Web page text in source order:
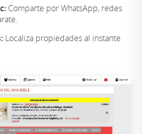
Comparte por WhatsApp, redes
Localiza propiedades al instante